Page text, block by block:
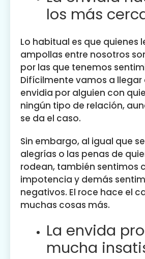
los más
Lo habitual es que quienes
ampollas entre nosotros
por las que tenemos
Difícilmente vamos a llegar
envidia por alguien con
ningún tipo de relación,
se da el caso.
Sin embargo, al igual que
alegrías o las penas de
rodean, también sentimos
impotencia y demás
negativos. El roce hace el
muchas cosas más.
La envida
mucha